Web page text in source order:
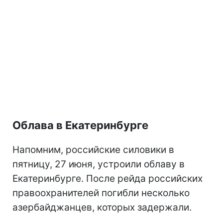
Облава в Екатеринбурге
Напомним, российские силовики в
пятницу, 27 июня, устроили облаву в
Екатеринбурге. После рейда российских
правоохранителей погибли несколько
азербайджанцев, которых задержали.